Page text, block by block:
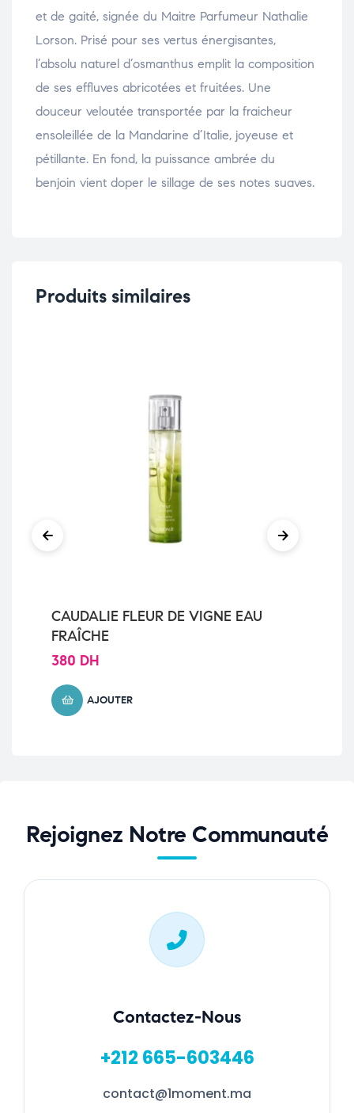
et de gaité, signée du Maitre Parfumeur Nathalie
Lorson. Prisé pour ses vertus énergisantes,
l’absolu naturel d’osmanthus emplit la composition
de ses effluves abricotées et fruitées. Une
douceur veloutée transportée par la fraicheur
ensoleillée de la Mandarine d’Italie, joyeuse et
pétillante. En fond, la puissance ambrée du
benjoin vient doper le sillage de ses notes suaves.
Produits similaires
CAUDALIE FLEUR DE VIGNE EAU
FRAÎCHE
380 DH
AJOUTER
Rejoignez Notre Communauté
Contactez-Nous
+212 665-603446
contact@1moment.ma